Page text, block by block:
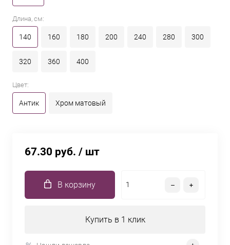
Длина, см:
140 160 180 200 240 280 300
320 360 400
Цвет:
Антик Хром матовый
67.30 руб. / шт
В корзину
Купить в 1 клик